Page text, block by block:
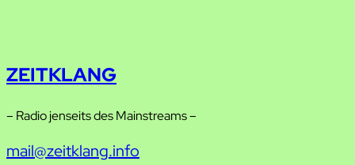
ZEITKLANG
– Radio jenseits des Mainstreams –
mail@zeitklang.info